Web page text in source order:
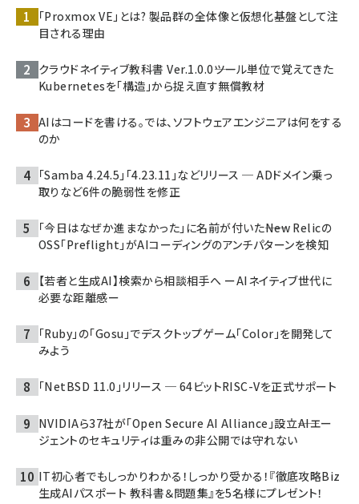
「Proxmox VE」とは? 製品群の全体像と仮想化基盤として注
目される理由
クラウドネイティブ教科書 Ver.1.0.0――ツール単位で覚えてきた
Kubernetesを「構造」から捉え直す無償教材
AIはコードを書ける。では、ソフトウェアエンジニアは何をする
のか
「Samba 4.24.5」「4.23.11」などリリース ─ ADドメイン乗っ
取りなど6件の脆弱性を修正
「今日はなぜか進まなかった」に名前が付いた――New Relicの
OSS「Preflight」がAIコーディングのアンチパターンを検知
【若者と生成AI】検索から相談相手へ ーAIネイティブ世代に
必要な距離感ー
「Ruby」の「Gosu」でデスクトップゲーム「Color」を開発して
みよう
「NetBSD 11.0」リリース ─ 64ビットRISC-Vを正式サポート
NVIDIAら37社が「Open Secure AI Alliance」設立――AIエー
ジェントのセキュリティは重みの非公開では守れない
IT初心者でもしっかりわかる！しっかり受かる！『徹底攻略Biz
生成AIパスポート 教科書＆問題集』を5名様にプレゼント！